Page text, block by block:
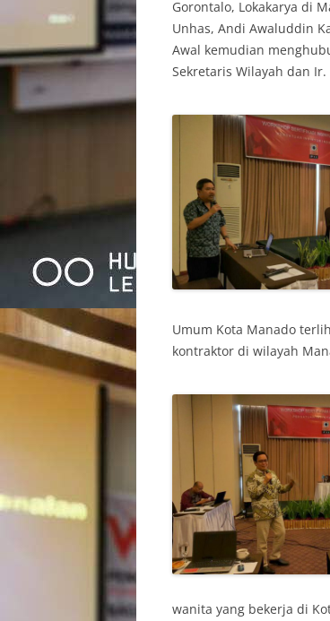
Gorontalo, Lokakarya di
Unhas, Andi Awaluddin
Awal kemudian
Sekretaris Wilayah dan
Umum Kota Manado
kontraktor di wilayah
wanita yang bekerja di